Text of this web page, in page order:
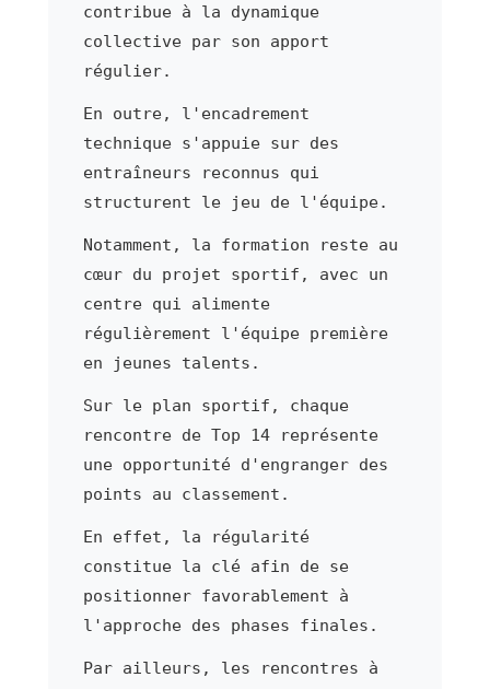
contribue à la dynamique
collective par son apport
régulier.
En outre, l'encadrement
technique s'appuie sur des
entraîneurs reconnus qui
structurent le jeu de l'équipe.
Notamment, la formation reste au
cœur du projet sportif, avec un
centre qui alimente
régulièrement l'équipe première
en jeunes talents.
Sur le plan sportif, chaque
rencontre de Top 14 représente
une opportunité d'engranger des
points au classement.
En effet, la régularité
constitue la clé afin de se
positionner favorablement à
l'approche des phases finales.
Par ailleurs, les rencontres à